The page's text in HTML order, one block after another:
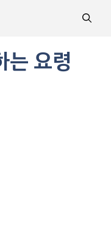
는 요령